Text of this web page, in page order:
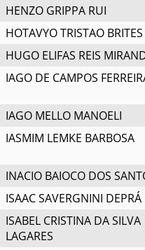
HENZO GRIPPA RUI
HOTAVYO TRISTAO BRITES
HUGO ELIFAS REIS
IAGO DE CAMPOS
IAGO MELLO MANOELI
IASMIM LEMKE BARBOSA
INACIO BAIOCO DOS
ISAAC SAVERGNINI DEPRÁ
ISABEL CRISTINA DA SILVA
LAGARES